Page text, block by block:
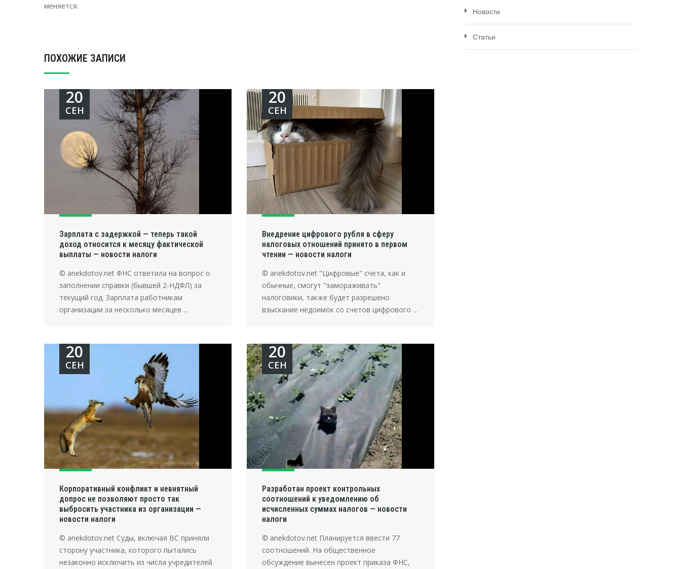
меняется.
ПОХОЖИЕ ЗАПИСИ
Зарплата с задержкой — теперь такой
доход относится к месяцу фактической
выплаты — новости налоги
20
СЕН
© anekdotov.net ФНС ответила на вопрос о
заполнении справки (бывшей 2-НДФЛ) за
текущий год. Зарплата работникам
организации за несколько месяцев ...
Внедрение цифрового рубля в сферу
налоговых отношений принято в первом
чтении — новости налоги
20
СЕН
© anekdotov.net "Цифровые" счета, как и
обычные, смогут "замораживать"
налоговики, также будет разрешено
взыскание недоимок со счетов цифрового ...
Корпоративный конфликт и невнятный
допрос не позволяют просто так
выбросить участника из организации —
новости налоги
20
СЕН
© anekdotov.net Суды, включая ВС приняли
сторону участника, которого пытались
незаконно исключить из числа учредителей
Разработан проект контрольных
соотношений к уведомлению об
исчисленных суммах налогов — новости
налоги
20
СЕН
© anekdotov.net Планируется ввести 77
соотношений. На общественное
обсуждение вынесен проект приказа ФНС,
Новости
Статьи